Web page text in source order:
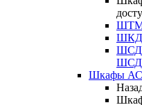
ШКД
ШСД
ШСД
Шкафы